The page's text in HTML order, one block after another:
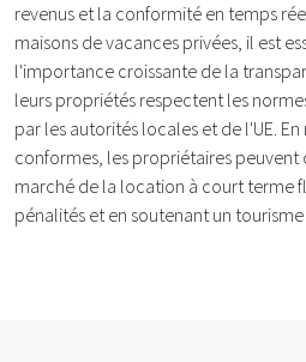
revenus et la conformité en temps
maisons de vacances privées, il est
l'importance croissante de la
leurs propriétés respectent les
par les autorités locales et de l'UE.
conformes, les propriétaires
marché de la location à court terme
pénalités et en soutenant un